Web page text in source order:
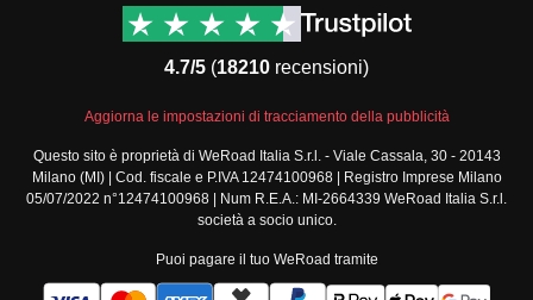
Viaggi di gruppo Nord
Viaggi di gruppo Centro
Viaggi di gruppo Sud
America
Viaggi di gruppo Africa
Viaggi di gruppo Medio
Viaggi di gruppo Asia
Viaggi di gruppo Europa
Contatti
Termini e condizioni
Condizioni generali
standard
Policy annullamento
viaggio
Cookie policy
Privacy policy
4.7/5 (18210 recensioni)
Aggiorna le impostazioni di tracciamento della pubblicità
Questo sito è proprietà di WeRoad Italia S.r.l. - Viale Cassala, 30 - 20143
Milano (MI) | Cod. fiscale e P.IVA 12474100968 | Registro Imprese Milano
05/07/2022 n°12474100968 | Num R.E.A.: MI-2664339 WeRoad Italia S.r.l.
società a socio unico.
Puoi pagare il tuo WeRoad tramite